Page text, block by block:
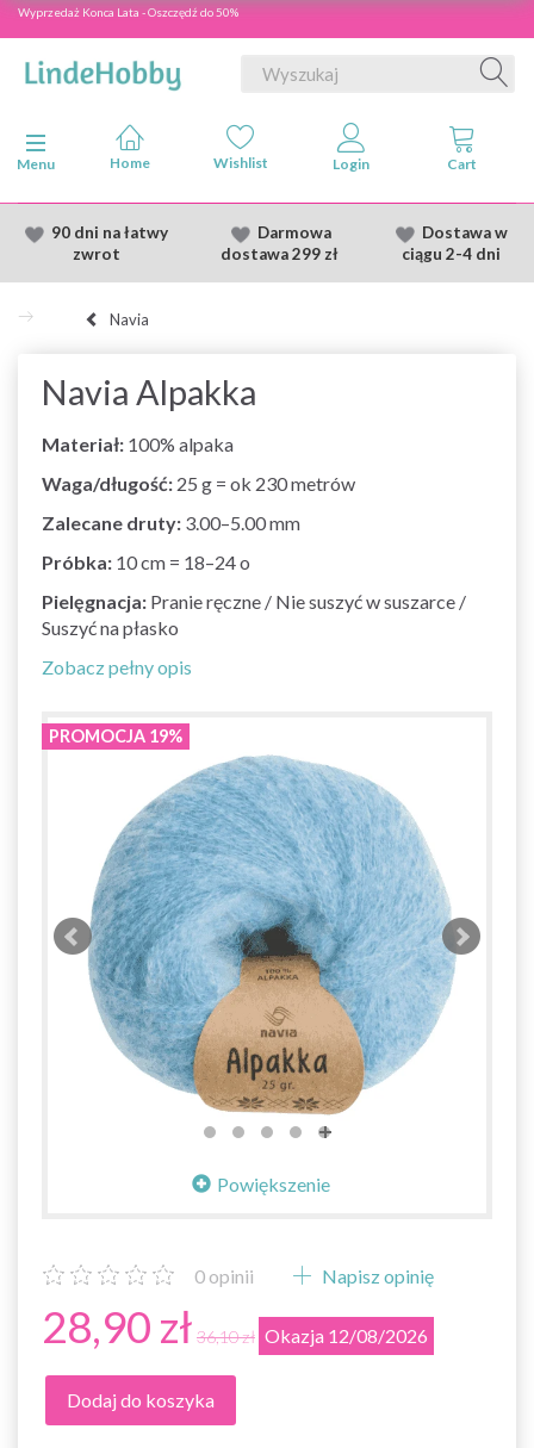
Wyprzedaż Konca Lata - Oszczędź do 50%
Przełącz nawigację
Menu
90 dni na łatwy
zwrot
Darmowa
dostawa299 zł
Dostawaw
ciągu 2-4 dni
Navia
Navia Alpakka
Materiał: 100% alpaka
Waga/długość: 25 g = ok 230 metrów
Zalecane druty: 3.00–5.00 mm
Próbka: 10 cm = 18–24 o
Pielęgnacja: Pranie ręczne / Nie suszyć w suszarce /
Suszyć na płasko
Zobacz pełny opis
PROMOCJA 19%
Powiększenie
0 opinii Napisz opinię
28,90 zł 36,10 zł Okazja 12/08/2026
Dodaj do koszyka